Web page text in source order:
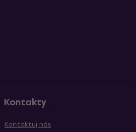
Kontakty
Kontaktuj nás